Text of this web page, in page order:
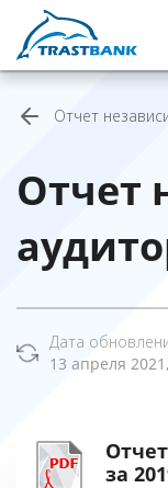
Отчет
Отчет
Дата
13 апреля
за